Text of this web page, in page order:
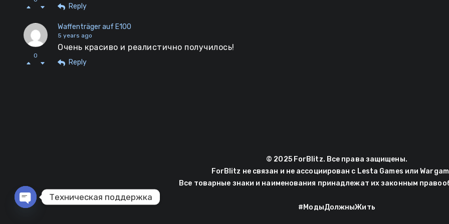
Reply
0
Waffenträger auf E100
5 years ago
Очень красиво и реалистично получилось!
Reply
© 2025 ForBlitz. Все права защищены.
ForBlitz не связан и не ассоциирован с Lesta Games или
Все товарные знаки и наименования принадлежат их законным
#МодыДолжныЖить
Техническая поддержка